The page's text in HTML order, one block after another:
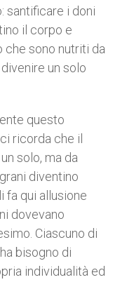
santificare i doni
il corpo e
che sono nutriti da
un solo
questo
ricorda che il
solo, ma da
diventino
fa qui allusione
dovevano
Ciascuno di
bisogno di
individualità ed